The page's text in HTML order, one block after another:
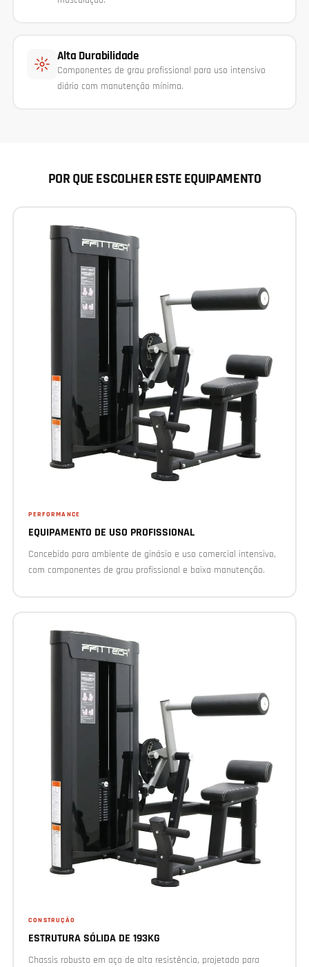
Alta Durabilidade
Componentes de grau profissional para uso intensivo
diário com manutenção mínima.
POR QUE ESCOLHER ESTE EQUIPAMENTO
PERFORMANCE
EQUIPAMENTO DE USO PROFISSIONAL
Concebido para ambiente de ginásio e uso comercial intensivo,
com componentes de grau profissional e baixa manutenção.
CONSTRUÇÃO
ESTRUTURA SÓLIDA DE 193KG
Chassis robusto em aço de alta resistência, projetado para